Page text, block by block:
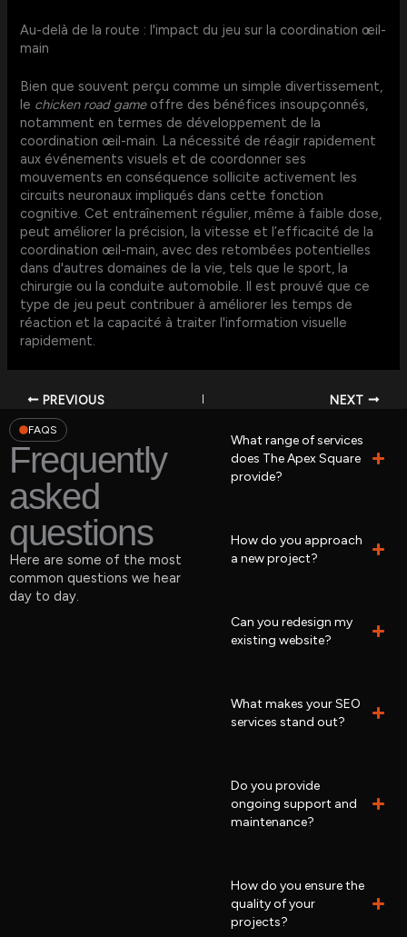
Au-delà de la route : l'impact du jeu sur la coordination œil-
main
Bien que souvent perçu comme un simple divertissement,
le chicken road gameoffre des bénéfices insoupçonnés,
notamment en termes de développement de la
coordination œil-main. La nécessité de réagir rapidement
aux événements visuels et de coordonner ses
mouvements en conséquence sollicite activement les
circuits neuronaux impliqués dans cette fonction
cognitive. Cet entraînement régulier, même à faible dose,
peut améliorer la précision, la vitesse et l’efficacité de la
coordination œil-main, avec des retombées potentielles
dans d'autres domaines de la vie, tels que le sport, la
chirurgie ou la conduite automobile. Il est prouvé que ce
type de jeu peut contribuer à améliorer les temps de
réaction et la capacité à traiter l'information visuelle
rapidement.
PREVIOUS NEXT
FAQS
Frequently
asked
questions
Here are some of the most
common questions we hear
day to day.
What range of services
does The Apex Square
provide?
How do you approach
a new project?
Can you redesign my
existing website?
What makes your SEO
services stand out?
Do you provide
ongoing support and
maintenance?
How do you ensure the
quality of your
projects?